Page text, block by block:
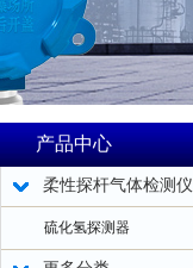
产品中心
柔性探杆气体检测仪
硫化氢探测器